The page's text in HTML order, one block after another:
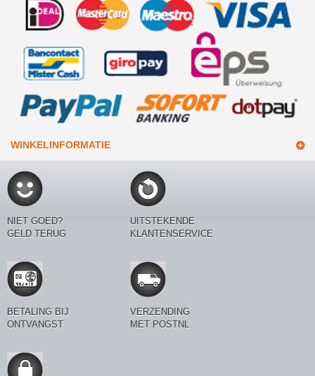
WINKELINFORMATIE
NIET GOED?
GELD TERUG
UITSTEKENDE
KLANTENSERVICE
BETALING BIJ
ONTVANGST
VERZENDING
MET POSTNL